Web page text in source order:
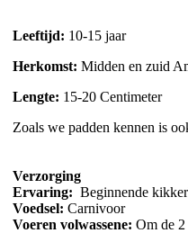
Leeftijd: 10-15 jaar
Herkomst: Midden en zuid
Lengte: 15-20 Centimeter
Zoals we padden kennen is
Verzorging
Ervaring: Beginnende
Voedsel: Carnivoor
Voeren volwassene: Om de 2